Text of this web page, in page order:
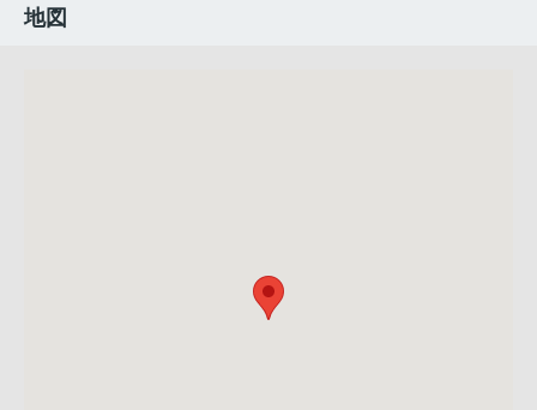
地図